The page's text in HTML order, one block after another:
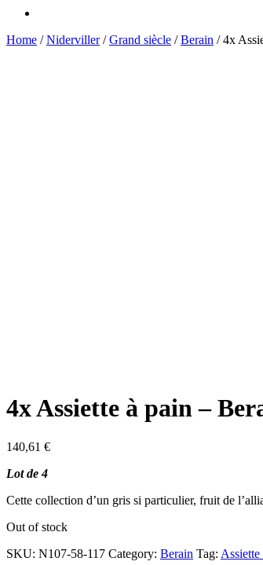
Home /Niderviller/Grand siècle /Berain / 4x
4x Assiette à pain –
140,61 €
Lot de 4
Cette collection d’un gris si particulier, fruit de
Out of stock
SKU: N107-58-117 Category: Berain Tag: Assiette